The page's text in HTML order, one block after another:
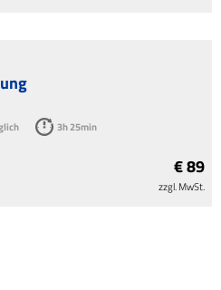
3h 25min
€ 89
zzgl. MwSt.